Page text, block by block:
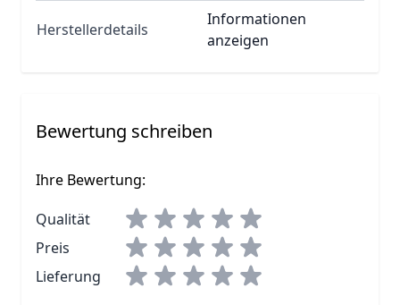
Herstellerdetails
Informationen
anzeigen
Bewertung schreiben
Ihre Bewertung:
Qualität
Preis
Lieferung